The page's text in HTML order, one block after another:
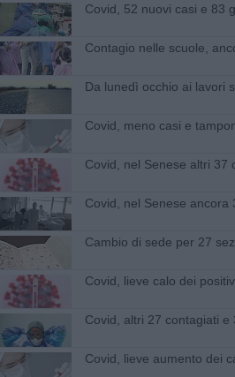
Covid, 52 nuovi casi e 83
Contagio nelle scuole,
Da lunedì occhio ai lavori
Covid, meno casi e
Covid, nel Senese altri 37
Covid, nel Senese ancora
Cambio di sede per 27
Covid, lieve calo dei
Covid, altri 27 contagiati e
Covid, lieve aumento dei